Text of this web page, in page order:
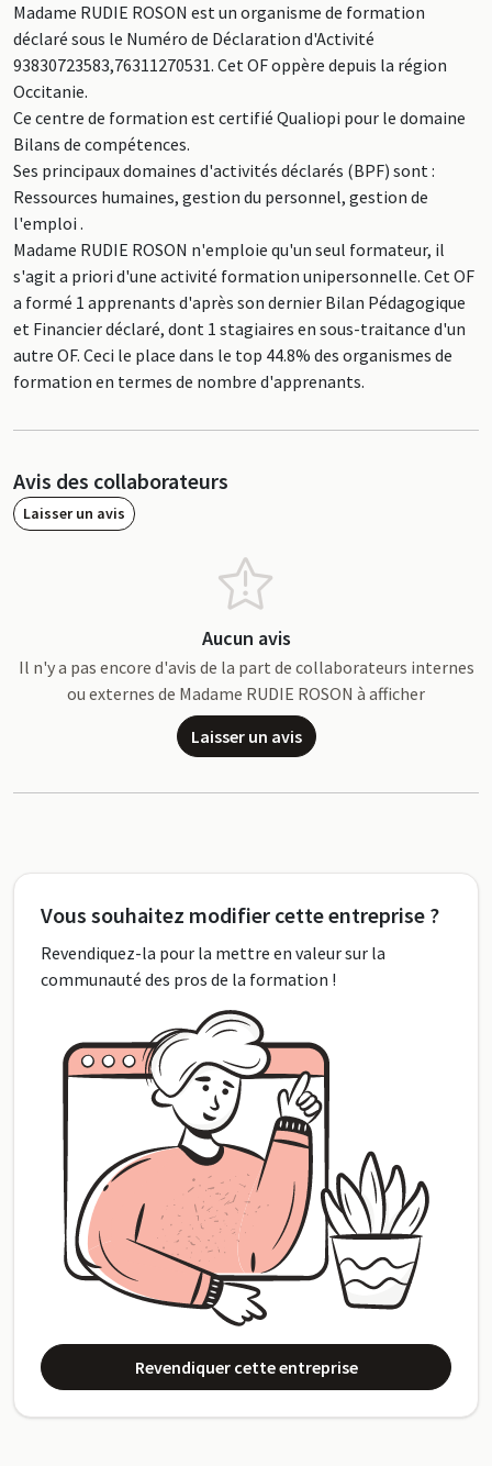
Madame RUDIE ROSON est un organisme de formation
déclaré sous le Numéro de Déclaration d'Activité
93830723583,76311270531. Cet OF oppère depuis la région
Occitanie.
Ce centre de formation est certifié Qualiopi pour le domaine
Bilans de compétences.
Ses principaux domaines d'activités déclarés (BPF) sont :
Ressources humaines, gestion du personnel, gestion de
l'emploi .
Madame RUDIE ROSON n'emploie qu'un seul formateur, il
s'agit a priori d'une activité formation unipersonnelle. Cet OF
a formé 1 apprenants d'après son dernier Bilan Pédagogique
et Financier déclaré, dont 1 stagiaires en sous-traitance d'un
autre OF. Ceci le place dans le top 44.8% des organismes de
formation en termes de nombre d'apprenants.
Avis des collaborateurs
Laisser un avis
Aucun avis
Il n'y a pas encore d'avis de la part de collaborateurs internes
ou externes de Madame RUDIE ROSON à afficher
Laisser un avis
Vous souhaitez modifier cette entreprise ?
Revendiquez-la pour la mettre en valeur sur la
communauté des pros de la formation !
Revendiquer cette entreprise